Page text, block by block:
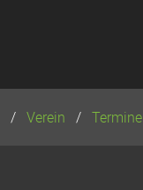
Verein Termine